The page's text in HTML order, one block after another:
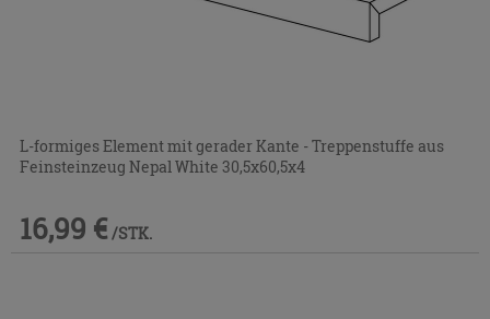
L-formiges Element mit gerader Kante - Treppenstuffe aus
Feinsteinzeug Nepal White 30,5x60,5x4
16,99 € /STK.